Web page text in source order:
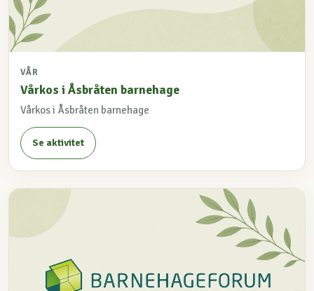
VÅR
Vårkos i Åsbråten barnehage
Vårkos i Åsbråten barnehage
Se aktivitet